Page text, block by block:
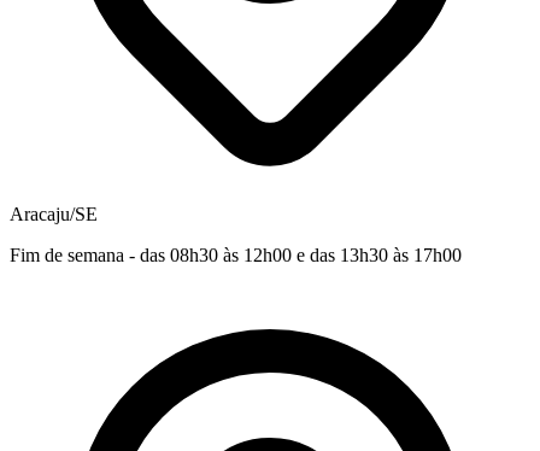
Aracaju/SE
Fim de semana - das 08h30 às 12h00 e das 13h30 às 17h00